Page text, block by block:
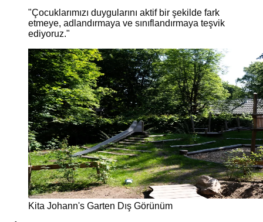
"Çocuklarımızı duygularını aktif bir şekilde fark
etmeye, adlandırmaya ve sınıflandırmaya teşvik
ediyoruz."
Kita Johann's Garten Dış Görünüm